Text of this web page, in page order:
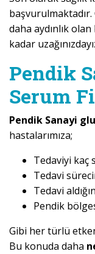
daha aydınlık
kadar
Pendik
Serum
Pendik Sanayi
hastalarımıza;
Tedaviyi kaç
Tedavi
Tedavi
Pendik
Gibi her türlü
Bu konuda daha